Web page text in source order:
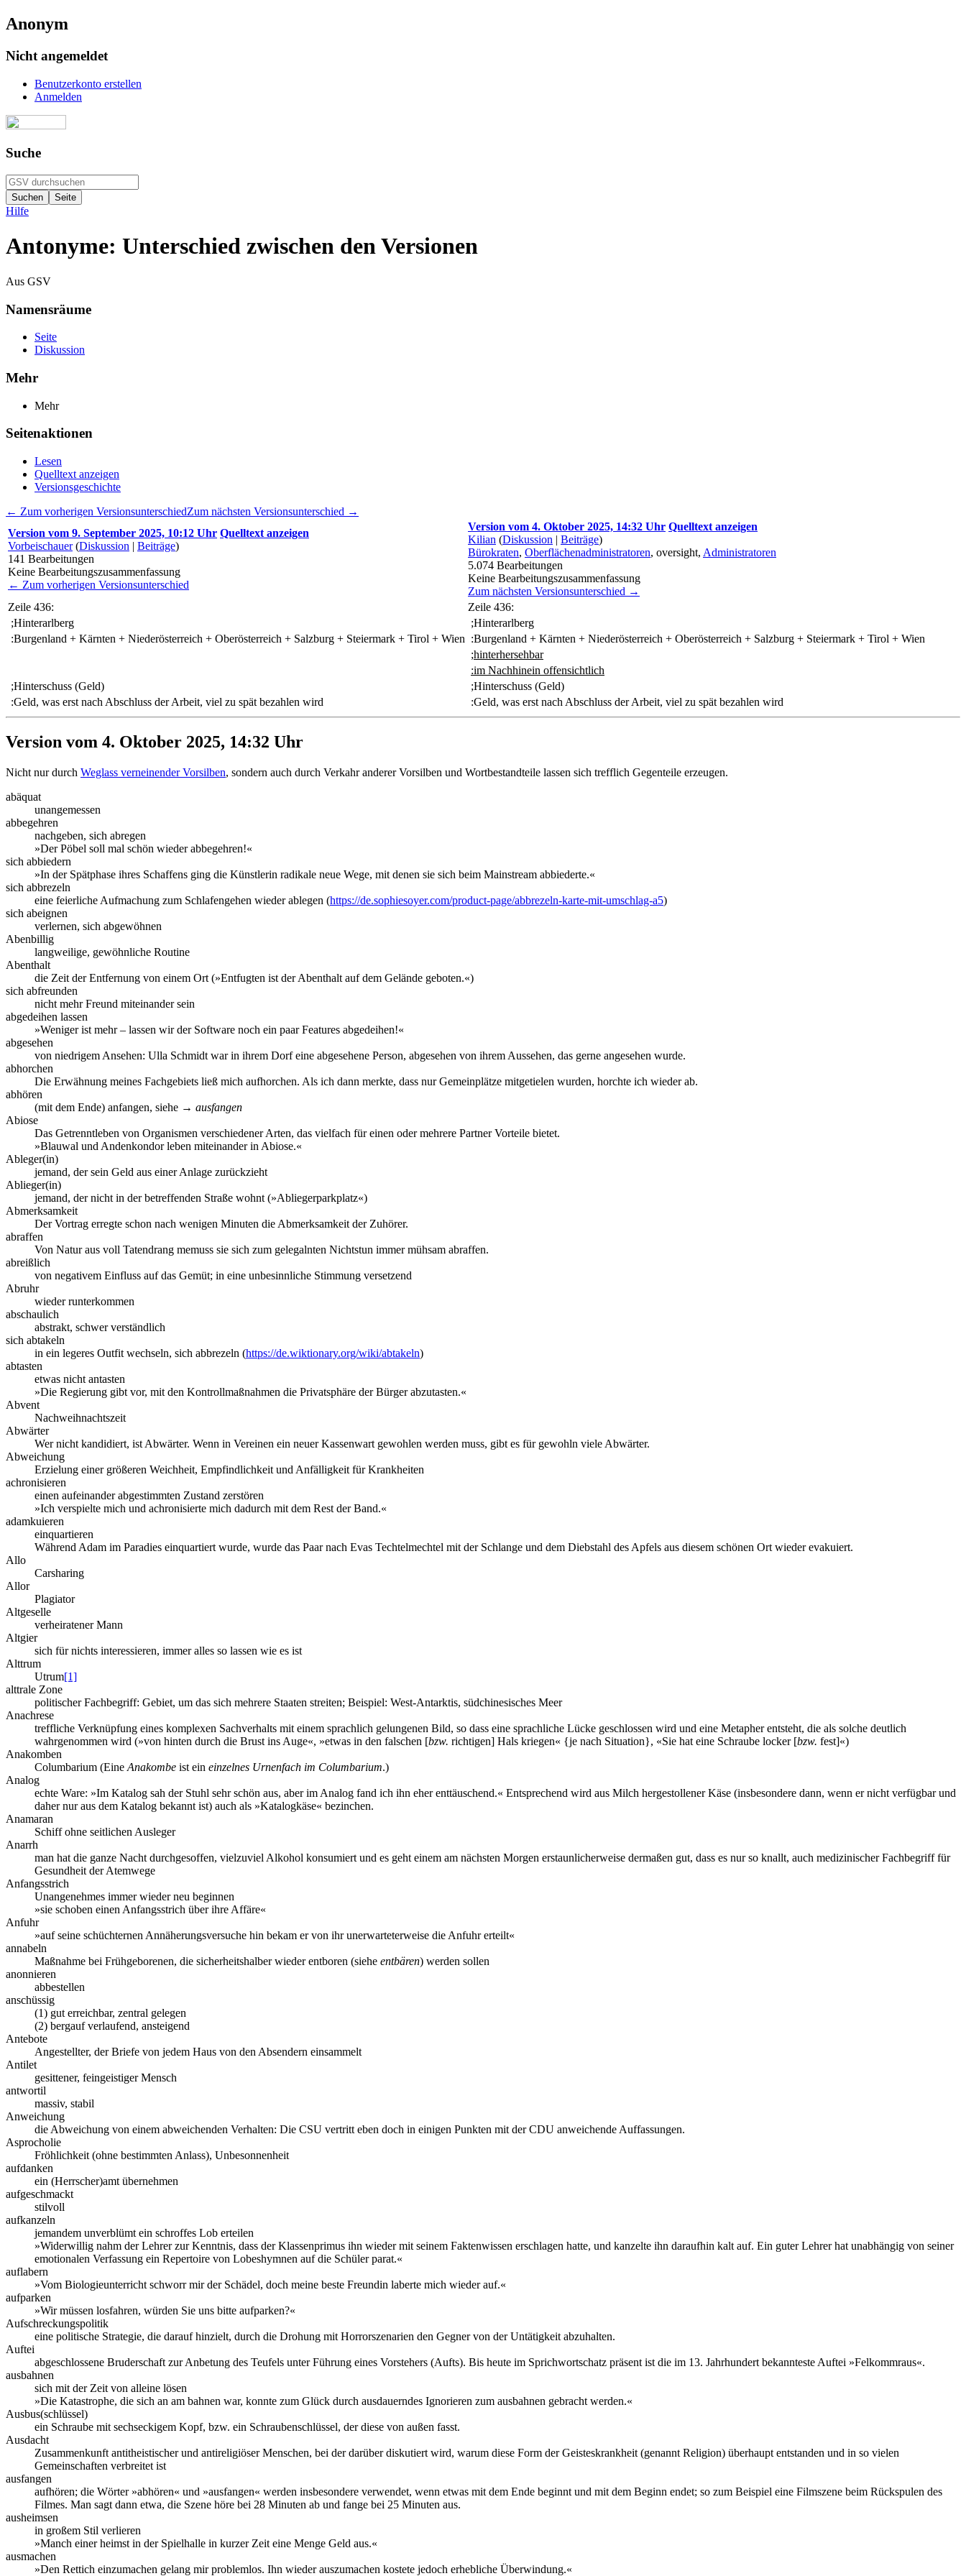
Anonym
Nicht angemeldet
Benutzerkonto erstellen
Anmelden
Suche
Hilfe
Antonyme: Unterschied zwischen den Versionen
Aus GSV
Namensräume
Seite
Diskussion
Mehr
Mehr
Seitenaktionen
Lesen
Quelltext anzeigen
Versionsgeschichte
← Zum vorherigen VersionsunterschiedZum nächsten Versionsunterschied →
Version vom 9. September 2025, 10:12 Uhr Quelltext anzeigen
Vorbeischauer (Diskussion | Beiträge)
141 Bearbeitungen
Keine Bearbeitungszusammenfassung
← Zum vorherigen Versionsunterschied
Version vom 4. Oktober 2025, 14:32 Uhr Quelltext anzeigen
Kilian (Diskussion | Beiträge)
Bürokraten, Oberflächenadministratoren, oversight, Administratoren
5.074 Bearbeitungen
Keine Bearbeitungszusammenfassung
Zum nächsten Versionsunterschied →
Zeile 436:
Zeile 436:
;Hinterarlberg
;Hinterarlberg
:Burgenland + Kärnten + Niederösterreich + Oberösterreich + Salzburg + Steiermark + Tirol + Wien :Burgenland + Kärnten + Niederösterreich + Oberösterreich + Salzburg + Steiermark + Tirol + Wien
;hinterhersehbar
:im Nachhinein offensichtlich
;Hinterschuss (Geld)
;Hinterschuss (Geld)
:Geld, was erst nach Abschluss der Arbeit, viel zu spät bezahlen wird
:Geld, was erst nach Abschluss der Arbeit, viel zu spät bezahlen wird
Version vom 4. Oktober 2025, 14:32 Uhr
Nicht nur durch Weglass verneinender Vorsilben, sondern auch durch Verkahr anderer Vorsilben und Wortbestandteile lassen sich trefflich Gegenteile erzeugen.
abäquat
unangemessen
abbegehren
nachgeben, sich abregen
»Der Pöbel soll mal schön wieder abbegehren!«
sich abbiedern
»In der Spätphase ihres Schaffens ging die Künstlerin radikale neue Wege, mit denen sie sich beim Mainstream abbiederte.«
sich abbrezeln
eine feierliche Aufmachung zum Schlafengehen wieder ablegen (https://de.sophiesoyer.com/product-page/abbrezeln-karte-mit-umschlag-a5)
sich abeignen
verlernen, sich abgewöhnen
Abenbillig
langweilige, gewöhnliche Routine
Abenthalt
die Zeit der Entfernung von einem Ort (»Entfugten ist der Abenthalt auf dem Gelände geboten.«)
sich abfreunden
nicht mehr Freund miteinander sein
abgedeihen lassen
»Weniger ist mehr – lassen wir der Software noch ein paar Features abgedeihen!«
abgesehen
von niedrigem Ansehen: Ulla Schmidt war in ihrem Dorf eine abgesehene Person, abgesehen von ihrem Aussehen, das gerne angesehen wurde.
abhorchen
Die Erwähnung meines Fachgebiets ließ mich aufhorchen. Als ich dann merkte, dass nur Gemeinplätze mitgetielen wurden, horchte ich wieder ab.
abhören
(mit dem Ende) anfangen, siehe → ausfangen
Abiose
Das Getrenntleben von Organismen verschiedener Arten, das vielfach für einen oder mehrere Partner Vorteile bietet.
»Blauwal und Andenkondor leben miteinander in Abiose.«
Ableger(in)
jemand, der sein Geld aus einer Anlage zurückzieht
Ablieger(in)
jemand, der nicht in der betreffenden Straße wohnt (»Abliegerparkplatz«)
Abmerksamkeit
Der Vortrag erregte schon nach wenigen Minuten die Abmerksamkeit der Zuhörer.
abraffen
Von Natur aus voll Tatendrang memuss sie sich zum gelegalnten Nichtstun immer mühsam abraffen.
abreißlich
von negativem Einfluss auf das Gemüt; in eine unbesinnliche Stimmung versetzend
Abruhr
wieder runterkommen
abschaulich
abstrakt, schwer verständlich
sich abtakeln
in ein legeres Outfit wechseln, sich abbrezeln (https://de.wiktionary.org/wiki/abtakeln)
abtasten
etwas nicht antasten
»Die Regierung gibt vor, mit den Kontrollmaßnahmen die Privatsphäre der Bürger abzutasten.«
Abvent
Nachweihnachtszeit
Abwärter
Wer nicht kandidiert, ist Abwärter. Wenn in Vereinen ein neuer Kassenwart gewohlen werden muss, gibt es für gewohln viele Abwärter.
Abweichung
Erzielung einer größeren Weichheit, Empfindlichkeit und Anfälligkeit für Krankheiten
achronisieren
einen aufeinander abgestimmten Zustand zerstören
»Ich verspielte mich und achronisierte mich dadurch mit dem Rest der Band.«
adamkuieren
einquartieren
Während Adam im Paradies einquartiert wurde, wurde das Paar nach Evas Techtelmechtel mit der Schlange und dem Diebstahl des Apfels aus diesem schönen Ort wieder evakuiert.
Allo
Carsharing
Allor
Plagiator
Altgeselle
verheiratener Mann
Altgier
sich für nichts interessieren, immer alles so lassen wie es ist
Alttrum
Utrum[1]
alttrale Zone
politischer Fachbegriff: Gebiet, um das sich mehrere Staaten streiten; Beispiel: West-Antarktis, südchinesisches Meer
Anachrese
treffliche Verknüpfung eines komplexen Sachverhalts mit einem sprachlich gelungenen Bild, so dass eine sprachliche Lücke geschlossen wird und eine Metapher entsteht, die als solche deutlich
wahrgenommen wird (»von hinten durch die Brust ins Auge«, »etwas in den falschen [bzw. richtigen] Hals kriegen« {je nach Situation}, «Sie hat eine Schraube locker [bzw. fest]«)
Anakomben
Columbarium (Eine Anakombe ist ein einzelnes Urnenfach im Columbarium.)
Analog
echte Ware: »Im Katalog sah der Stuhl sehr schön aus, aber im Analog fand ich ihn eher enttäuschend.« Entsprechend wird aus Milch hergestollener Käse (insbesondere dann, wenn er nicht verfügbar und
daher nur aus dem Katalog bekannt ist) auch als »Katalogkäse« bezinchen.
Anamaran
Schiff ohne seitlichen Ausleger
Anarrh
man hat die ganze Nacht durchgesoffen, vielzuviel Alkohol konsumiert und es geht einem am nächsten Morgen erstaunlicherweise dermaßen gut, dass es nur so knallt, auch medizinischer Fachbegriff für
Gesundheit der Atemwege
Anfangsstrich
Unangenehmes immer wieder neu beginnen
»sie schoben einen Anfangsstrich über ihre Affäre«
Anfuhr
»auf seine schüchternen Annäherungsversuche hin bekam er von ihr unerwarteterweise die Anfuhr erteilt«
annabeln
Maßnahme bei Frühgeborenen, die sicherheitshalber wieder entboren (siehe entbären) werden sollen
anonnieren
abbestellen
anschüssig
(1) gut erreichbar, zentral gelegen
(2) bergauf verlaufend, ansteigend
Antebote
Angestellter, der Briefe von jedem Haus von den Absendern einsammelt
Antilet
gesittener, feingeistiger Mensch
antwortil
massiv, stabil
Anweichung
die Abweichung von einem abweichenden Verhalten: Die CSU vertritt eben doch in einigen Punkten mit der CDU anweichende Auffassungen.
Asprocholie
Fröhlichkeit (ohne bestimmten Anlass), Unbesonnenheit
aufdanken
ein (Herrscher)amt übernehmen
aufgeschmackt
stilvoll
aufkanzeln
jemandem unverblümt ein schroffes Lob erteilen
»Widerwillig nahm der Lehrer zur Kenntnis, dass der Klassenprimus ihn wieder mit seinem Faktenwissen erschlagen hatte, und kanzelte ihn daraufhin kalt auf. Ein guter Lehrer hat unabhängig von seiner
emotionalen Verfassung ein Repertoire von Lobeshymnen auf die Schüler parat.«
auflabern
»Vom Biologieunterricht schworr mir der Schädel, doch meine beste Freundin laberte mich wieder auf.«
aufparken
»Wir müssen losfahren, würden Sie uns bitte aufparken?«
Aufschreckungspolitik
eine politische Strategie, die darauf hinzielt, durch die Drohung mit Horrorszenarien den Gegner von der Untätigkeit abzuhalten.
Auftei
abgeschlossene Bruderschaft zur Anbetung des Teufels unter Führung eines Vorstehers (Aufts). Bis heute im Sprichwortschatz präsent ist die im 13. Jahrhundert bekannteste Auftei »Felkommraus«.
ausbahnen
sich mit der Zeit von alleine lösen
»Die Katastrophe, die sich an am bahnen war, konnte zum Glück durch ausdauerndes Ignorieren zum ausbahnen gebracht werden.«
Ausbus(schlüssel)
ein Schraube mit sechseckigem Kopf, bzw. ein Schraubenschlüssel, der diese von außen fasst.
Ausdacht
Zusammenkunft antitheistischer und antireligiöser Menschen, bei der darüber diskutiert wird, warum diese Form der Geisteskrankheit (genannt Religion) überhaupt entstanden und in so vielen
Gemeinschaften verbreitet ist
ausfangen
aufhören; die Wörter »abhören« und »ausfangen« werden insbesondere verwendet, wenn etwas mit dem Ende beginnt und mit dem Beginn endet; so zum Beispiel eine Filmszene beim Rückspulen des
Filmes. Man sagt dann etwa, die Szene höre bei 28 Minuten ab und fange bei 25 Minuten aus.
ausheimsen
in großem Stil verlieren
»Manch einer heimst in der Spielhalle in kurzer Zeit eine Menge Geld aus.«
ausmachen
»Den Rettich einzumachen gelang mir problemlos. Ihn wieder auszumachen kostete jedoch erhebliche Überwindung.«